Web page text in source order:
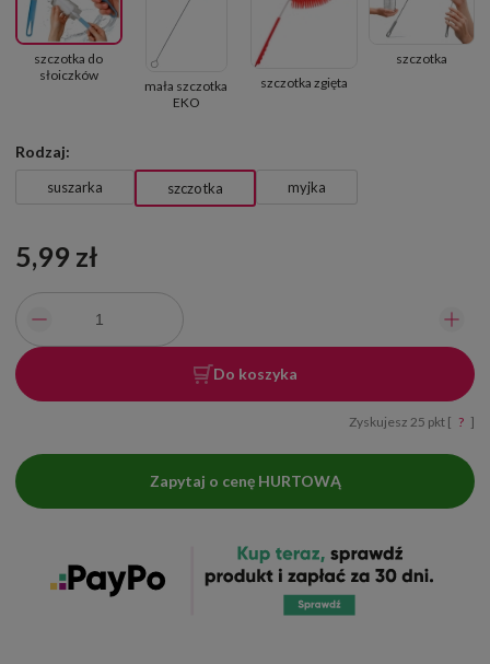
szczotka do
słoiczków
mała szczotka
EKO
szczotka zgięta
szczotka
Rodzaj:
suszarka szczotka myjka
5,99 zł
Do koszyka
Zyskujesz 25 pkt [ ? ]
Zapytaj o cenę HURTOWĄ